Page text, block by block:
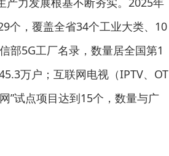
个，覆盖全省34个工业大类、10
部5G工厂名录，数量居全国第1
万户；互联网电视（IPTV、OT
”试点项目达到15个，数量与广